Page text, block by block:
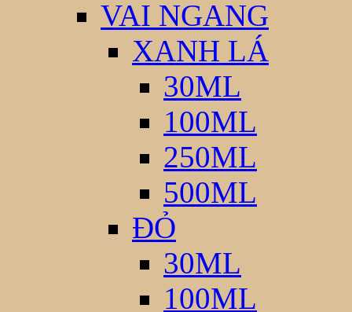
VAI NGANG
XANH LÁ
30ML
100ML
250ML
500ML
ĐỎ
30ML
100ML